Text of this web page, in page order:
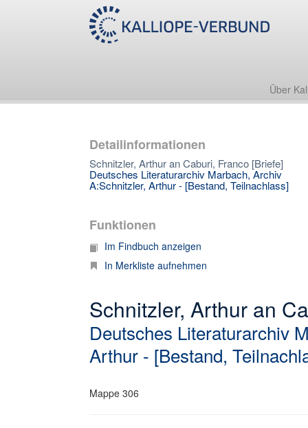
Über
Detailinformationen
Schnitzler, Arthur an Caburi, Franco [Briefe]
Deutsches Literaturarchiv Marbach, Archiv
A:Schnitzler, Arthur - [Bestand, Teilnachlass]
Funktionen
Im Findbuch anzeigen
In Merkliste aufnehmen
Schnitzler, Arthur an
Deutsches Literaturarchiv
Arthur - [Bestand,
Mappe 306